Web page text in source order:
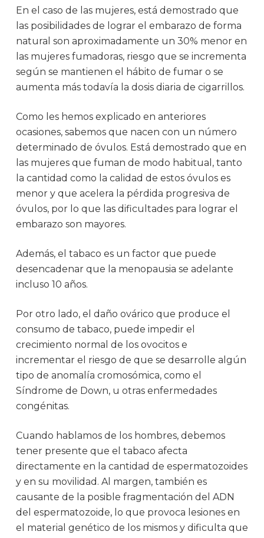
En el caso de las mujeres, está demostrado que
las posibilidades de lograr el embarazo de forma
natural son aproximadamente un 30% menor en
las mujeres fumadoras, riesgo que se incrementa
según se mantienen el hábito de fumar o se
aumenta más todavía la dosis diaria de cigarrillos.
Como les hemos explicado en anteriores
ocasiones, sabemos que nacen con un número
determinado de óvulos. Está demostrado que en
las mujeres que fuman de modo habitual, tanto
la cantidad como la calidad de estos óvulos es
menor y que acelera la pérdida progresiva de
óvulos, por lo que las dificultades para lograr el
embarazo son mayores.
Además, el tabaco es un factor que puede
desencadenar que la menopausia se adelante
incluso 10 años.
Por otro lado, el daño ovárico que produce el
consumo de tabaco, puede impedir el
crecimiento normal de los ovocitos e
incrementar el riesgo de que se desarrolle algún
tipo de anomalía cromosómica, como el
Síndrome de Down, u otras enfermedades
congénitas.
Cuando hablamos de los hombres, debemos
tener presente que el tabaco afecta
directamente en la cantidad de espermatozoides
y en su movilidad. Al margen, también es
causante de la posible fragmentación del ADN
del espermatozoide, lo que provoca lesiones en
el material genético de los mismos y dificulta que